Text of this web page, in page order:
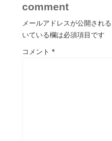
comment
メールアドレスが公開され
いている欄は必須項目です
コメント *